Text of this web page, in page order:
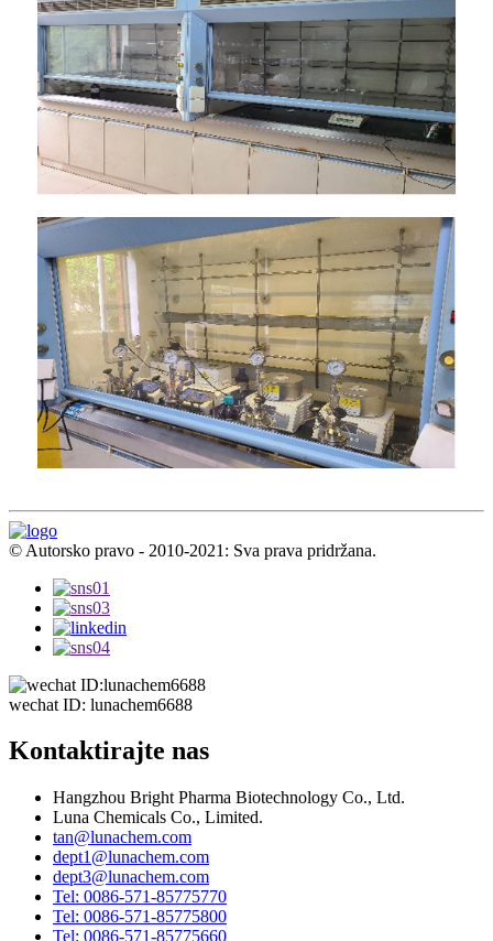
© Autorsko pravo - 2010-2021: Sva prava pridržana.
wechat ID: lunachem6688
Kontaktirajte nas
Hangzhou Bright Pharma Biotechnology Co., Ltd.
Luna Chemicals Co., Limited.
tan@lunachem.com
dept1@lunachem.com
dept3@lunachem.com
Tel: 0086-571-85775770
Tel: 0086-571-85775800
Tel: 0086-571-85775660